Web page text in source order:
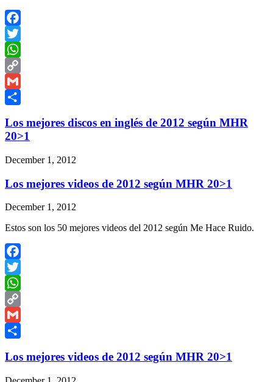
Facebook
Twitter
WhatsApp
Copy
Link
Gmail
Los mejores discos en inglés de 2012 según MHR
20>1
December 1, 2012
Los mejores videos de 2012 según MHR 20>1
December 1, 2012
Estos son los 50 mejores videos del 2012 según Me Hace Ruido.
Facebook
Twitter
WhatsApp
Copy
Link
Gmail
Los mejores videos de 2012 según MHR 20>1